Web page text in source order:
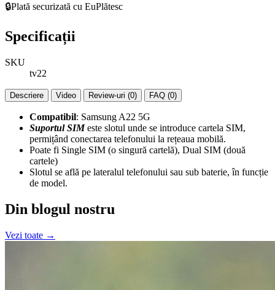
🔒Plată securizată cu EuPlătesc
Specificații
SKU
tv22
Descriere Video Review-uri (0) FAQ (0)
Compatibil: Samsung A22 5G
Suportul SIMeste slotul unde se introduce cartela SIM,
permițând conectarea telefonului la rețeaua mobilă.
Poate fi Single SIM (o singură cartelă), Dual SIM (două
cartele)
Slotul se află pe lateralul telefonului sau sub baterie, în funcție
de model.
Din blogul nostru
Vezi toate →